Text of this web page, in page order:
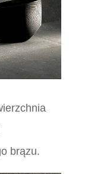
brązu.